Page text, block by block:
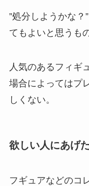
”処分しようかな？
てもよいと思うも
人気のあるフィギ
場合によってはプ
しくない。
欲しい人にあげ
フギュアなどのコ